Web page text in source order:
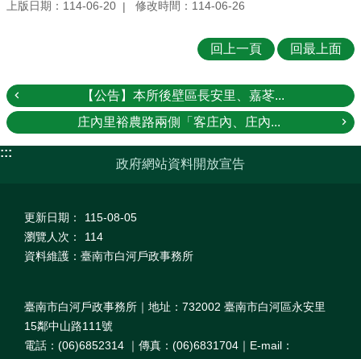
上版日期：114-06-20 修改時間：114-06-26
回上一頁 回最上面
【公告】本所後壁區長安里、嘉苳...
庄內里裕農路兩側「客庄內、庄內...
:::
政府網站資料開放宣告
更新日期：
115-08-05
瀏覽人次：
114
資料維護：臺南市白河戶政事務所
臺南市白河戶政事務所｜地址：732002 臺南市白河區永安里
15鄰中山路111號
電話：(06)6852314 ｜傳真：(06)6831704｜E-mail：